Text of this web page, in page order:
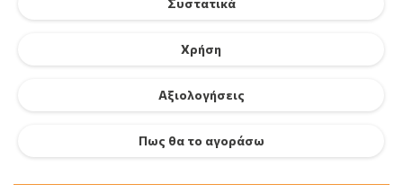
Συστατικά
Χρήση
Αξιολογήσεις
Πως θα το αγοράσω